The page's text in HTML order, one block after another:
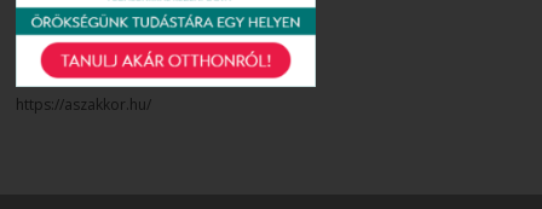
https://aszakkor.hu/